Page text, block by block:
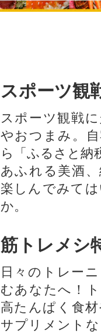
スポーツ観
スポーツ観戦
やおつまみ。
ら「ふるさと納
あふれる美酒
楽しんでみて
か。
筋トレメシ
日々のトレー
むあなたへ！
高たんぱく食
サプリメント